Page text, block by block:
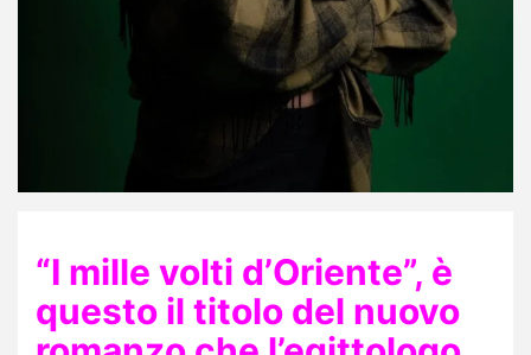
“I mille volti d’Oriente”, è
questo il titolo del nuovo